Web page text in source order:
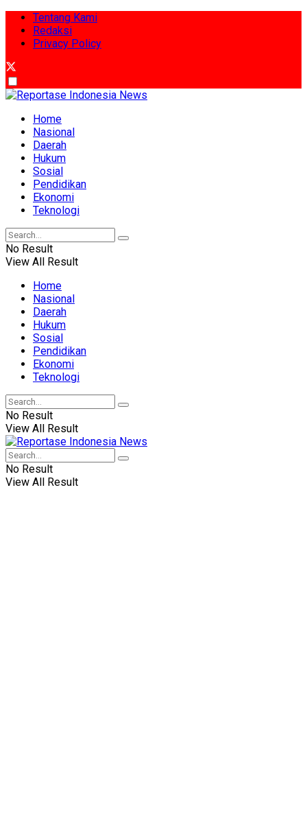
Tentang Kami
Redaksi
Privacy Policy
Home
Nasional
Daerah
Hukum
Sosial
Pendidikan
Ekonomi
Teknologi
No Result
View All Result
Home
Nasional
Daerah
Hukum
Sosial
Pendidikan
Ekonomi
Teknologi
No Result
View All Result
No Result
View All Result